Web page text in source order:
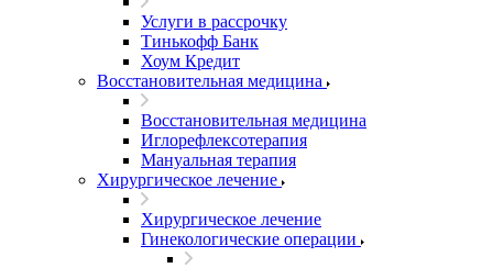
Услуги в рассрочку
Тинькофф Банк
Хоум Кредит
Восстановительная медицина
Восстановительная медицина
Иглорефлексотерапия
Мануальная терапия
Хирургическое лечение
Хирургическое лечение
Гинекологические операции